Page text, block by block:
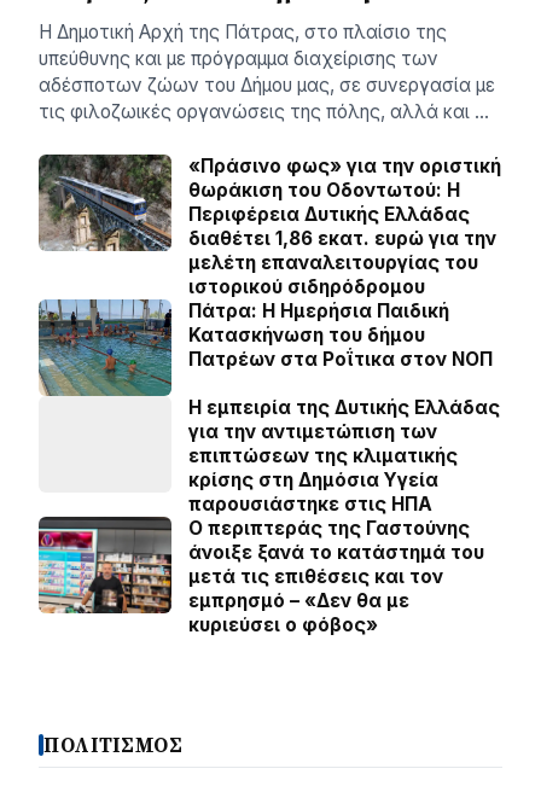
Η Δημοτική Αρχή της Πάτρας, στο πλαίσιο της
υπεύθυνης και με πρόγραμμα διαχείρισης των
αδέσποτων ζώων του Δήμου μας, σε συνεργασία με
τις φιλοζωικές οργανώσεις της πόλης, αλλά και …
«Πράσινο φως» για την οριστική
θωράκιση του Οδοντωτού: Η
Περιφέρεια Δυτικής Ελλάδας
διαθέτει 1,86 εκατ. ευρώ για την
μελέτη επαναλειτουργίας του
ιστορικού σιδηρόδρομου
Πάτρα: Η Ημερήσια Παιδική
Κατασκήνωση του δήμου
Πατρέων στα Ροΐτικα στον ΝΟΠ
Η εμπειρία της Δυτικής Ελλάδας
για την αντιμετώπιση των
επιπτώσεων της κλιματικής
κρίσης στη Δημόσια Υγεία
παρουσιάστηκε στις ΗΠΑ
Ο περιπτεράς της Γαστούνης
άνοιξε ξανά το κατάστημά του
μετά τις επιθέσεις και τον
εμπρησμό – «Δεν θα με
κυριεύσει ο φόβος»
ΠΟΛΙΤΙΣΜΟΣ